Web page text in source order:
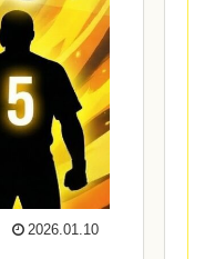
2026.01.10